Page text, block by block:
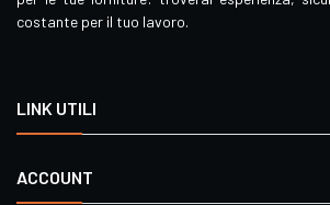
costante per il tuo lavoro.
LINK UTILI
ACCOUNT